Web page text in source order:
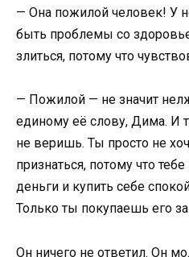
— Она пожилой человек! У
быть проблемы со
злиться, потому что
— Пожилой — не значит
единому её слову, Дима. И
не веришь. Ты просто не
признаться, потому что
деньги и купить себе
Только ты покупаешь его
Он ничего не ответил. Он